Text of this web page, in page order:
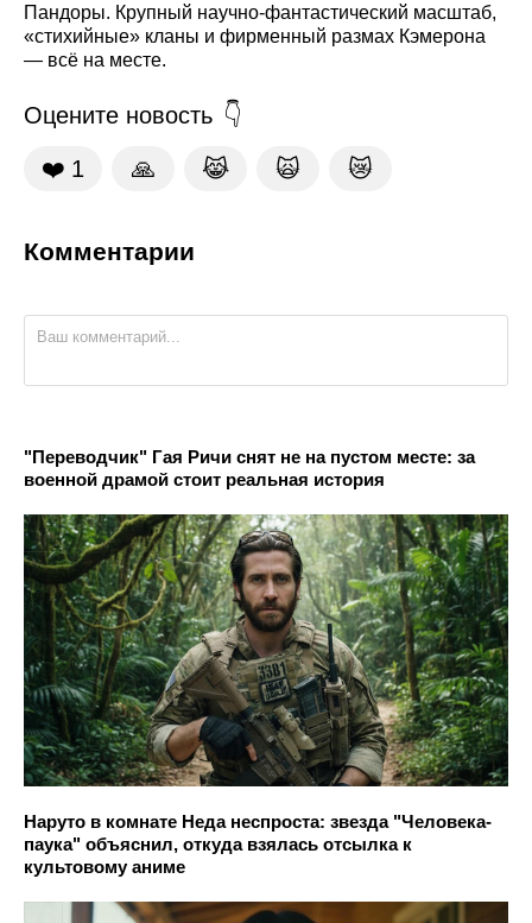
Пандоры. Крупный научно‑фантастический масштаб,
«стихийные» кланы и фирменный размах Кэмерона
— всё на месте.
Оцените новость
❤️ 1 🙏 😹 🙀 😿
Комментарии
"Переводчик" Гая Ричи снят не на пустом месте: за
военной драмой стоит реальная история
Наруто в комнате Неда неспроста: звезда "Человека-
паука" объяснил, откуда взялась отсылка к
культовому аниме